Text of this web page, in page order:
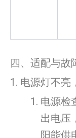
四、适配与故
1. 电源灯不亮
电源检
出电压
阳能供